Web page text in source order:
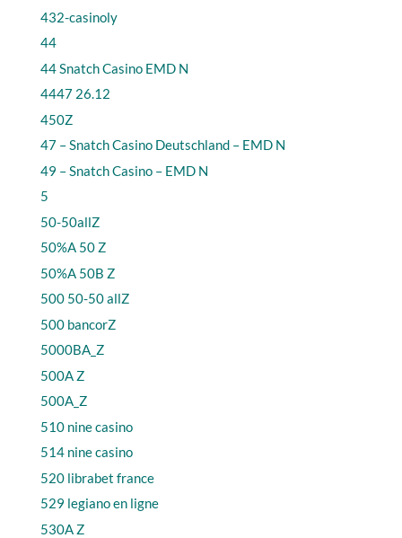
432-casinoly
44
44 Snatch Casino EMD N
4447 26.12
450Z
47 – Snatch Casino Deutschland – EMD N
49 – Snatch Casino – EMD N
5
50-50allZ
50%A 50 Z
50%A 50B Z
500 50-50 allZ
500 bancorZ
5000BA_Z
500A Z
500A_Z
510 nine casino
514 nine casino
520 librabet france
529 legiano en ligne
530A Z